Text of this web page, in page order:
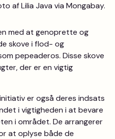
af Lilia Java via Mongabay.
med at genoprette og
skove i flod- og
pepeaderos. Disse skove
der er en vigtig
er også deres indsats
i vigtigheden i at bevare
i området. De arrangerer
at oplyse både de